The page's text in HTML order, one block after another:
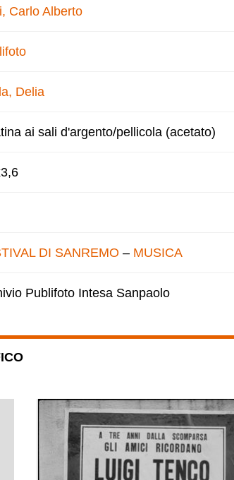
Carlo Alberto
Delia
ai sali d'argento/pellicola (acetato)
DI SANREMO – MUSICA
Publifoto Intesa Sanpaolo